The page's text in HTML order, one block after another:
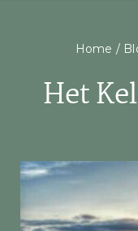
Home /
Het